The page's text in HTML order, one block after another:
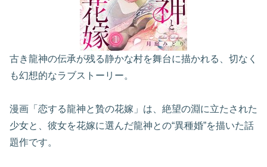
古き龍神の伝承が残る静かな村を舞台に描かれる、切なく
も幻想的なラブストーリー。
漫画「恋する龍神と贄の花嫁」は、絶望の淵に立たされた
少女と、彼女を花嫁に選んだ龍神との“異種婚”を描いた話
題作です。